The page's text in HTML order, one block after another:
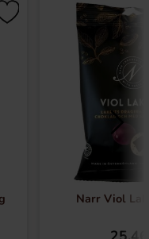
Narr Viol